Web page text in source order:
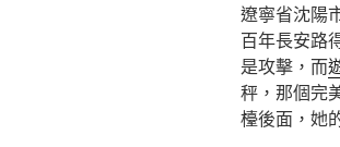
遼寧省沈陽
百年長安路
是攻擊，而
秤，那個完
檯後面，她